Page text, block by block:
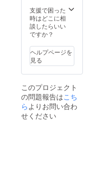
様へ一
斉配布
いたし
ます。
ご利用
期限は
『2023
年間と
なりま
す。利
用回数1
枚につ
き1度の
選択し
てくだ
さい。
後日
にてご
イズの
確認を
致しま
す。 ※
商品
(色・デ
ザイン
イズ選
択画面
にて
「その
選択し
てくだ
さい。
後日
にてご
希望サ
イズの
確認を
福袋感
覚でお
楽しみ
頂けた
いま
す。 衣
服に限
らず、
ナルの
アクセ
サ
リー・
バッ
「その他」を選
択してくださ
い。後日メール
にてご希望サイ
ます。 ※商品
(色・デザインを
含む)の指定不
可。 ※クーポン
はネットショッ
プサイト
「STORES(スト
アーズ)」から当
ブランド商品を
ご購入頂く際に
支援で困った
時はどこに相
談したらいい
ですか？
ヘルプページを
見る
このプロジェクト
の問題報告はこち
ら よりお問い合わ
せください